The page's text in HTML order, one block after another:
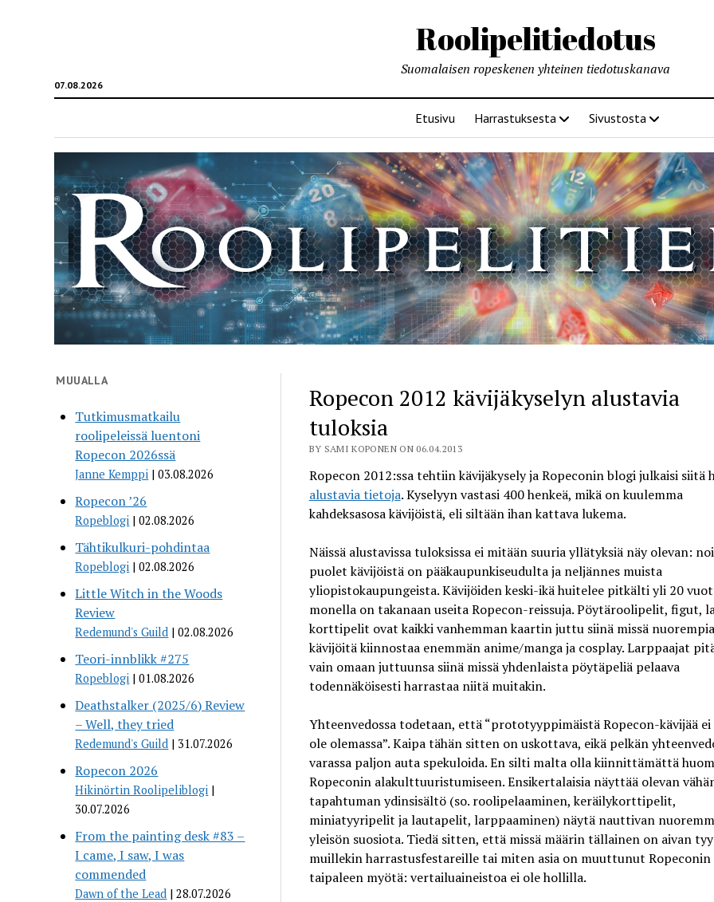
Roolipelitiedotus
07.08.2026
Suomalaisen ropeskenen yhteinen tiedotuskanava
Etusivu Harrastuksesta Sivustosta
MUUALLA
Tutkimusmatkailu
roolipeleissä luentoni
Ropecon 2026ssä
Janne Kemppi 03.08.2026
Ropecon ’26
Ropeblogi 02.08.2026
Tähtikulkuri-pohdintaa
Ropeblogi 02.08.2026
Little Witch in the Woods
Review
Redemund's Guild 02.08.2026
Teori-innblikk #275
Ropeblogi 01.08.2026
Deathstalker (2025/6) Review
– Well, they tried
Redemund's Guild 31.07.2026
Ropecon 2026
Hikinörtin Roolipeliblogi
30.07.2026
From the painting desk #83 –
I came, I saw, I was
commended
Dawn of the Lead 28.07.2026
Ropecon 2012 kävijäkyselyn alustavia
tuloksia
BY SAMI KOPONEN ON 06.04.2013
Ropecon 2012:ssa tehtiin kävijäkysely ja Ropeconin blogi julkaisi siitä
alustavia tietoja. Kyselyyn vastasi 400 henkeä, mikä on kuulemma
kahdeksasosa kävijöistä, eli siltään ihan kattava lukema.
Näissä alustavissa tuloksissa ei mitään suuria yllätyksiä näy olevan:
puolet kävijöistä on pääkaupunkiseudulta ja neljännes muista
yliopistokaupungeista. Kävijöiden keski-ikä huitelee pitkälti yli 20
monella on takanaan useita Ropecon-reissuja. Pöytäroolipelit, figut,
korttipelit ovat kaikki vanhemman kaartin juttu siinä missä nuorempia
kävijöitä kiinnostaa enemmän anime/manga ja cosplay. Larppaajat
vain omaan juttuunsa siinä missä yhdenlaista pöytäpeliä pelaava
todennäköisesti harrastaa niitä muitakin.
Yhteenvedossa todetaan, että “prototyyppimäistä Ropecon-kävijää ei
ole olemassa”. Kaipa tähän sitten on uskottava, eikä pelkän
varassa paljon auta spekuloida. En silti malta olla kiinnittämättä
Ropeconin alakulttuuristumiseen. Ensikertalaisia näyttää olevan
tapahtuman ydinsisältö (so. roolipelaaminen, keräilykorttipelit,
miniatyyripelit ja lautapelit, larppaaminen) näytä nauttivan
yleisön suosiota. Tiedä sitten, että missä määrin tällainen on aivan
muillekin harrastusfestareille tai miten asia on muuttunut
taipaleen myötä: vertailuaineistoa ei ole hollilla.